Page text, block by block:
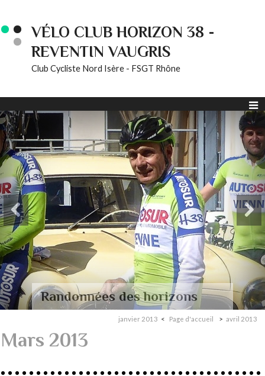
VÉLO CLUB HORIZON 38 -
REVENTIN VAUGRIS
Club Cycliste Nord Isère - FSGT Rhône
Randonnées des horizons
janvier 2013 Page d'accueil avril 2013
Mars 2013